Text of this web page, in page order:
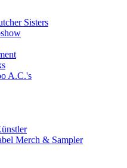
Sisters
A.C.'s
Merch & Sampler